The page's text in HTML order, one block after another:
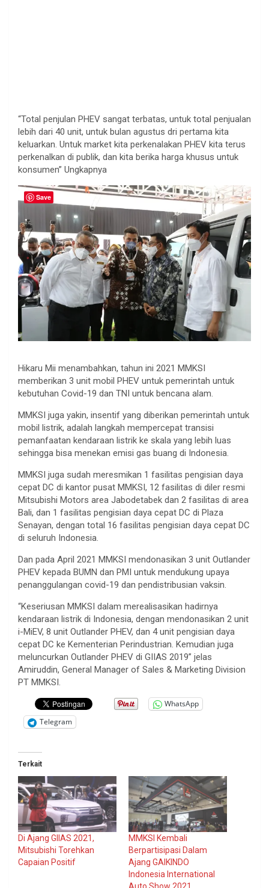
“Total penjulan PHEV sangat terbatas, untuk total penjualan
lebih dari 40 unit, untuk bulan agustus dri pertama kita
keluarkan. Untuk market kita perkenalakan PHEV kita terus
perkenalkan di publik, dan kita berika harga khusus untuk
konsumen” Ungkapnya
Hikaru Mii menambahkan, tahun ini 2021 MMKSI
memberikan 3 unit mobil PHEV untuk pemerintah untuk
kebutuhan Covid-19 dan TNI untuk bencana alam.
MMKSI juga yakin, insentif yang diberikan pemerintah untuk
mobil listrik, adalah langkah mempercepat transisi
pemanfaatan kendaraan listrik ke skala yang lebih luas
sehingga bisa menekan emisi gas buang di Indonesia.
MMKSI juga sudah meresmikan 1 fasilitas pengisian daya
cepat DC di kantor pusat MMKSI, 12 fasilitas di diler resmi
Mitsubishi Motors area Jabodetabek dan 2 fasilitas di area
Bali, dan 1 fasilitas pengisian daya cepat DC di Plaza
Senayan, dengan total 16 fasilitas pengisian daya cepat DC
di seluruh Indonesia.
Dan pada April 2021 MMKSI mendonasikan 3 unit Outlander
PHEV kepada BUMN dan PMI untuk mendukung upaya
penanggulangan covid-19 dan pendistribusian vaksin.
“Keseriusan MMKSI dalam merealisasikan hadirnya
kendaraan listrik di Indonesia, dengan mendonasikan 2 unit
i-MiEV, 8 unit Outlander PHEV, dan 4 unit pengisian daya
cepat DC ke Kementerian Perindustrian. Kemudian juga
meluncurkan Outlander PHEV di GIIAS 2019” jelas
Amiruddin, General Manager of Sales & Marketing Division
PT MMKSI.
WhatsApp
Telegram
Terkait
Di Ajang GIIAS 2021,
Mitsubishi Torehkan
Capaian Positif
MMKSI Kembali
Berpartisipasi Dalam
Ajang GAIKINDO
Indonesia International
Save